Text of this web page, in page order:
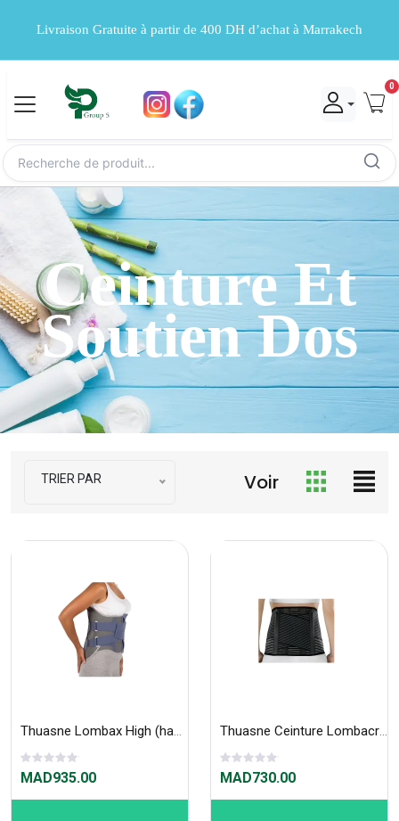
Livraison Gratuite à partir de 400 DH d’achat à Marrakech
0
Ceinture Et
Soutien Dos
TRIER PAR Voir
Thuasne Lombax High (haute) Homme 843
MAD935.00
Thuasne Ceinture Lombacross G1 830G1
MAD730.00